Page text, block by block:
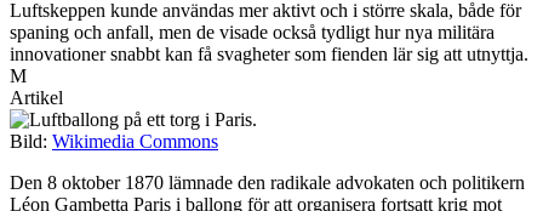
Luftskeppen kunde användas mer aktivt och i större skala, både för
spaning och anfall, men de visade också tydligt hur nya militära
innovationer snabbt kan få svagheter som fienden lär sig att utnyttja.
M
Artikel
Bild: Wikimedia Commons
Den 8 oktober 1870 lämnade den radikale advokaten och politikern
Léon Gambetta Paris i ballong för att organisera fortsatt krig mot